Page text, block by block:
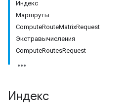
Индекс
Маршруты
ComputeRouteMatrixRequest
Экстравычисления
ComputeRoutesRequest
Индекс